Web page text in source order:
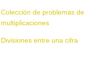
Colección de problemas de
multiplicaciones
Divisiones entre una cifra